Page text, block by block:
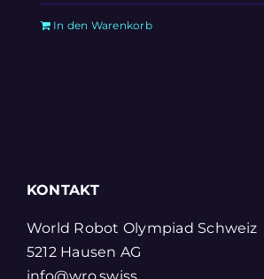
In den Warenkorb
KONTAKT
World Robot Olympiad Schweiz
5212 Hausen AG
info@wro.swiss